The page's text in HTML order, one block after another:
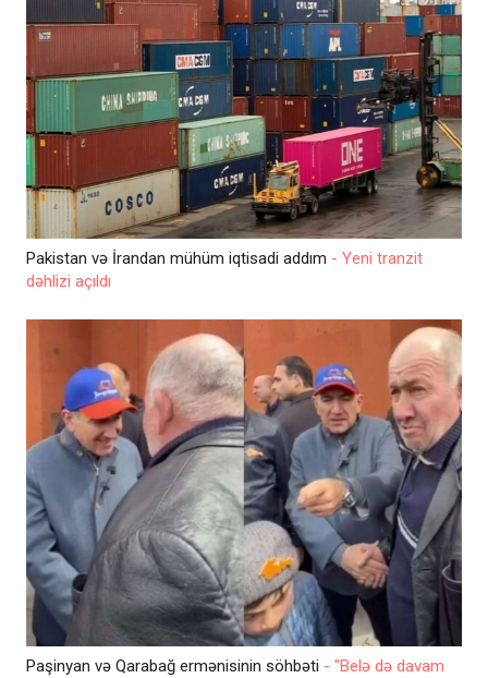
Pakistan və İrandan mühüm iqtisadi addım - Yeni tranzit
dəhlizi açıldı
Paşinyan və Qarabağ ermənisinin söhbəti - "Belə də davam